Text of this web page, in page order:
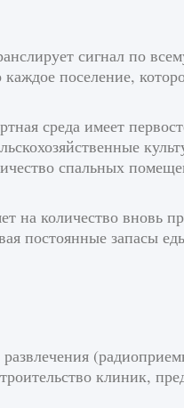
сигнал по
поселение,
среда имеет
спальных
на количество вновь
постоянные запасы
клиник,